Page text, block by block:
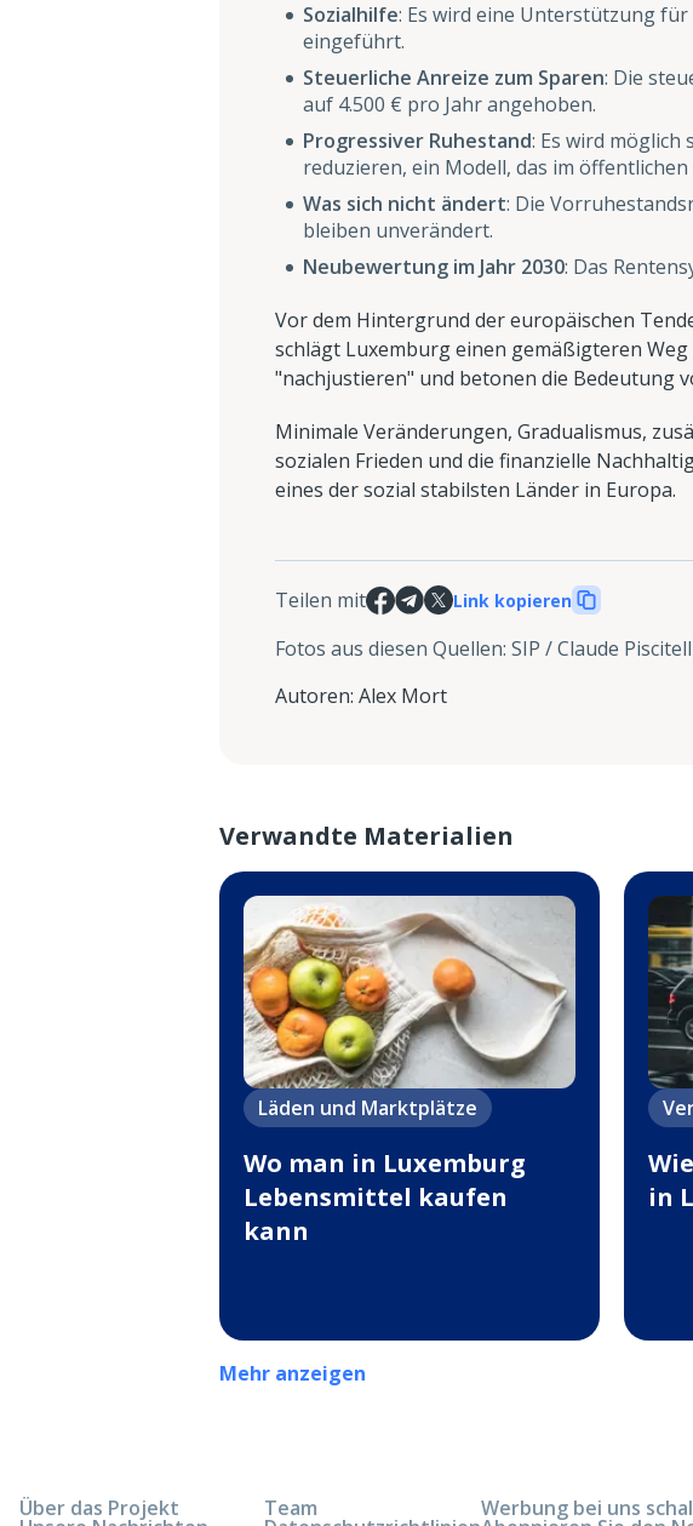
Sozialhilfe: Es wird eine Unterstützung
eingeführt.
Steuerliche Anreize zum Sparen: Die
auf 4.500 € pro Jahr angehoben.
Progressiver Ruhestand: Es wird
reduzieren, ein Modell, das im
Was sich nicht ändert: Die
bleiben unverändert.
Neubewertung im Jahr 2030: Das
Vor dem Hintergrund der europäischen
schlägt Luxemburg einen gemäßigteren
"nachjustieren" und betonen die Bedeutung
Minimale Veränderungen, Gradualismus,
sozialen Frieden und die finanzielle
eines der sozial stabilsten Länder in Europa.
Teilen mit Link kopieren
Fotos aus diesen Quellen: SIP / Claude
Autoren: Alex Mort
Verwandte Materialien
Läden und Marktplätze
Wo man in Luxemburg
Lebensmittel kaufen
kann
in
Mehr anzeigen
Über das Projekt Team Werbung bei uns